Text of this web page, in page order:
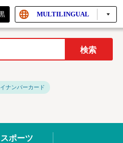
MULTILINGUAL
ナンバーカード
ポーツ